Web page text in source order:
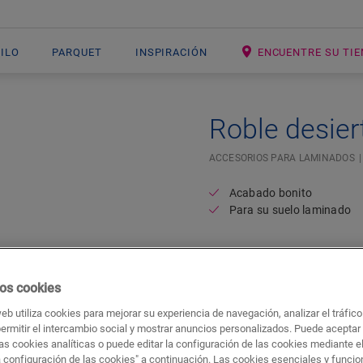
PARQUET INSPIRACIÓN ENCUENTRE SU
Roble
ACCESORIOS PARA LAMINADOS
Acabado bonito
Para su suelo laminado
cookies
utiliza cookies para mejorar su experiencia de navegación, analizar el
el intercambio social y mostrar anuncios personalizados. Puede aceptar
cookies analíticas o puede editar la configuración de las cookies mediante
configuración de las cookies" a continuación. Las cookies esenciales y